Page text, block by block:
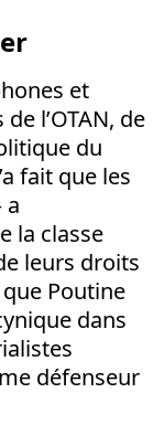
et
l’OTAN, de
du
fait que les
a
la classe
leurs droits
Poutine
dans
défenseur